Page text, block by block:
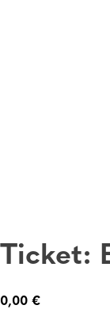
Ticket:
0,00 €